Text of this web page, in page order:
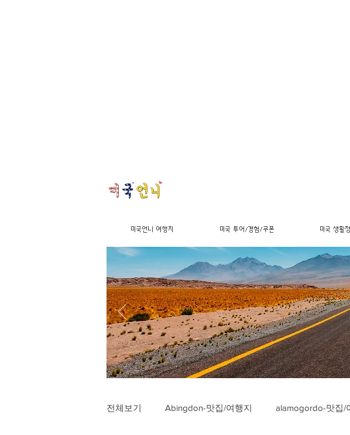
전체보기 Abingdon-맛집/여행지 alamogordo-맛집/
미국언니 여행지 미국 투어/경험/쿠폰 미국 생활